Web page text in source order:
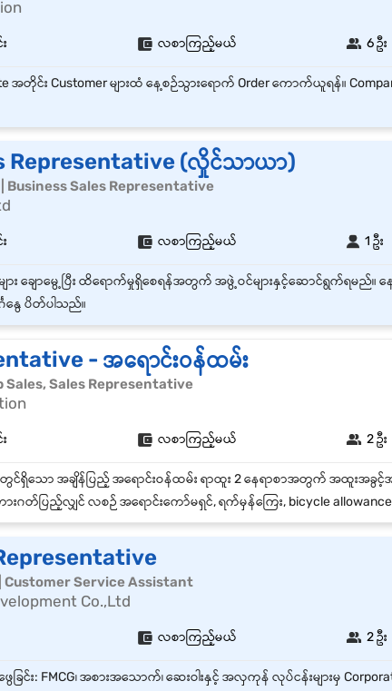
လစာကြည့်မယ် 6 ဦး
Representative (လှိုင်သာယာ)
Business Sales Representative
လစာကြည့်မယ် 1 ဦး
နွေ ပိတ်ပါသည်။
- အရောင်းဝန်ထမ်း
Sales, Sales Representative
လစာကြည့်မယ် 2 ဦး
းဂတ်ပြည့်လျှင် လစဉ် အရောင်းကော်မရှင်, ရက်မှန်ကြေး, bicycle
Service Assistant
Co.,Ltd
လစာကြည့်မယ် 2 ဦး